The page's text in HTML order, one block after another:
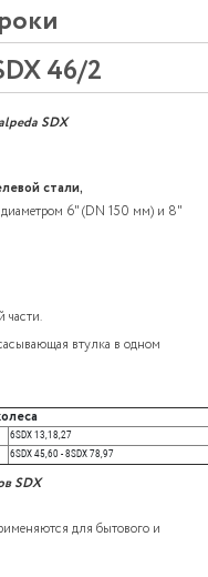
46/2
SDX
стали,
6" (DN 150 мм) и 8"
части.
втулка в одном
6SDX 13,18,27
6SDX 45,60 - 8SDX 78,97
SDX
для бытового и